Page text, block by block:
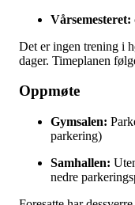
Vårsemesteret:
Det er ingen trening i
dager. Timeplanen
Oppmøte
Gymsalen:
parkering)
Samhallen:
nedre